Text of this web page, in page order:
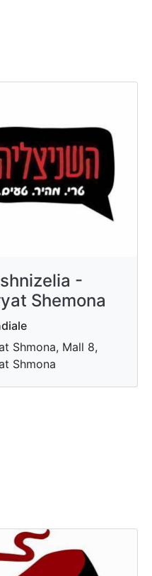
-
Shemona
Shmona, Mall 8,
Shmona